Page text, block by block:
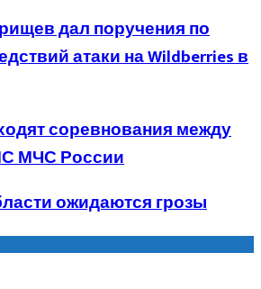
дал поручения по
атаки на Wildberries в
соревнования между
МЧС России
ожидаются грозы